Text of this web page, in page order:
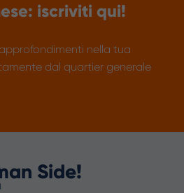
iscriviti qui!
nella tua
dal quartier generale
Side!